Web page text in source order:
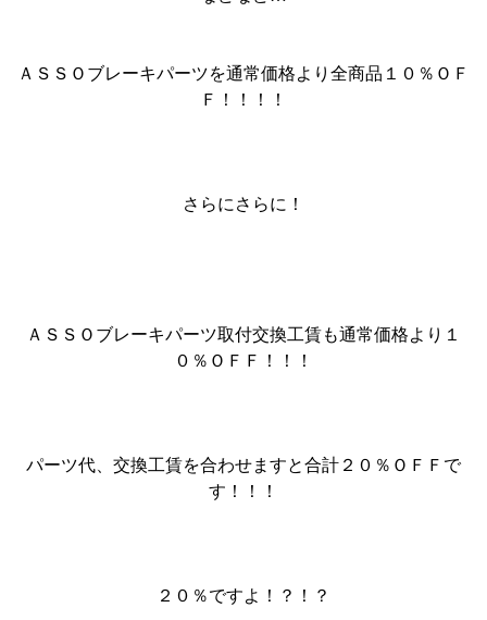
ＡＳＳＯブレーキパーツを通常価格より全商品１０％ＯＦ
Ｆ！！！！
さらにさらに！
ＡＳＳＯブレーキパーツ取付交換工賃も通常価格より１
０％ＯＦＦ！！！
パーツ代、交換工賃を合わせますと合計２０％ＯＦＦで
す！！！
２０％ですよ！？！？